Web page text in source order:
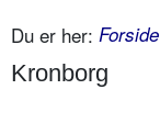
Du er her: Forside
Kronborg